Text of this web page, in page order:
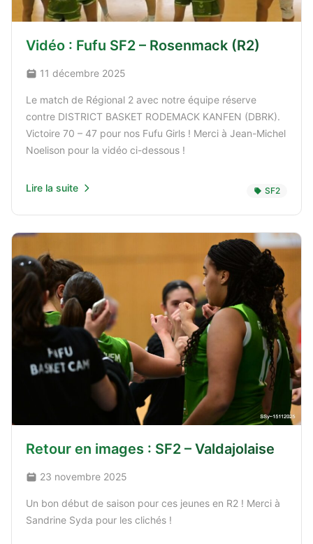
Vidéo : Fufu SF2 – Rosenmack (R2)
11 décembre 2025
Le match de Régional 2 avec notre équipe réserve
contre DISTRICT BASKET RODEMACK KANFEN (DBRK).
Victoire 70 – 47 pour nos Fufu Girls ! Merci à Jean-Michel
Noelison pour la vidéo ci-dessous !
Lire la suite SF2
Retour en images : SF2 – Valdajolaise
23 novembre 2025
Un bon début de saison pour ces jeunes en R2 ! Merci à
Sandrine Syda pour les clichés !